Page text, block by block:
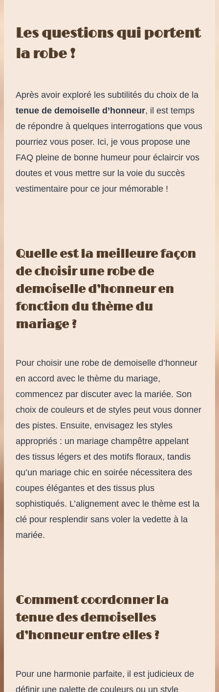
Les questions qui portent
la robe !
Après avoir exploré les subtilités du choix de la
tenue de demoiselle d’honneur, il est temps
de répondre à quelques interrogations que vous
pourriez vous poser. Ici, je vous propose une
FAQ pleine de bonne humeur pour éclaircir vos
doutes et vous mettre sur la voie du succès
vestimentaire pour ce jour mémorable !
Quelle est la meilleure façon
de choisir une robe de
demoiselle d’honneur en
fonction du thème du
mariage ?
Pour choisir une robe de demoiselle d’honneur
en accord avec le thème du mariage,
commencez par discuter avec la mariée. Son
choix de couleurs et de styles peut vous donner
des pistes. Ensuite, envisagez les styles
appropriés : un mariage champêtre appelant
des tissus légers et des motifs floraux, tandis
qu’un mariage chic en soirée nécessitera des
coupes élégantes et des tissus plus
sophistiqués. L’alignement avec le thème est la
clé pour resplendir sans voler la vedette à la
mariée.
Comment coordonner la
tenue des demoiselles
d’honneur entre elles ?
Pour une harmonie parfaite, il est judicieux de
définir une palette de couleurs ou un style